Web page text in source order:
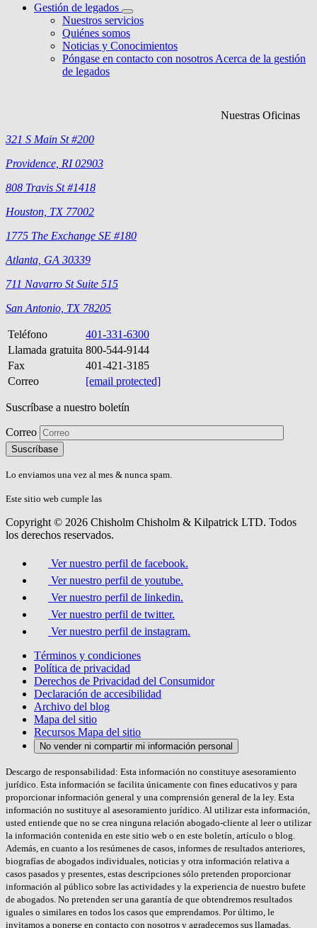
Gestión de legados
Nuestros servicios
Quiénes somos
Noticias y Conocimientos
Póngase en contacto con nosotros Acerca de la gestión
de legados
Nuestras Oficinas
321 S Main St #200
Providence, RI 02903
808 Travis St #1418
Houston, TX 77002
1775 The Exchange SE #180
Atlanta, GA 30339
711 Navarro St Suite 515
San Antonio, TX 78205
Teléfono
401-331-6300
Llamada gratuita 800-544-9144
Fax
401-421-3185
Correo
[email protected]
Suscríbase a nuestro boletín
Correo
Please
don\'t
fill
field.
Lo enviamos una vez al mes & nunca spam.
Este sitio web cumple las
Copyright © 2026 Chisholm Chisholm & Kilpatrick LTD. Todos
los derechos reservados.
Ver nuestro perfil de facebook.
Ver nuestro perfil de youtube.
Ver nuestro perfil de linkedin.
Ver nuestro perfil de twitter.
Ver nuestro perfil de instagram.
Términos y condiciones
Política de privacidad
Derechos de Privacidad del Consumidor
Declaración de accesibilidad
Archivo del blog
Mapa del sitio
Recursos Mapa del sitio
No vender ni compartir mi información personal
Descargo de responsabilidad: Esta información no constituye asesoramiento
jurídico. Esta información se facilita únicamente con fines educativos y para
proporcionar información general y una comprensión general de la ley. Esta
información no sustituye al asesoramiento jurídico. Al utilizar esta información,
usted entiende que no se crea ninguna relación abogado-cliente al leer o utilizar
la información contenida en este sitio web o en este boletín, artículo o blog.
Además, en cuanto a los resúmenes de casos, informes de resultados anteriores,
biografías de abogados individuales, noticias y otra información relativa a
casos pasados y presentes, estas descripciones sólo pretenden proporcionar
información al público sobre las actividades y la experiencia de nuestro bufete
de abogados. No pretenden ser una garantía de que obtendremos resultados
iguales o similares en todos los casos que emprendamos. Por último, le
invitamos a ponerse en contacto con nosotros y agradecemos sus llamadas,